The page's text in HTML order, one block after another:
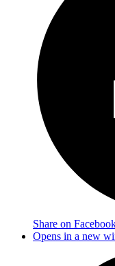
Share on
Opens in a new